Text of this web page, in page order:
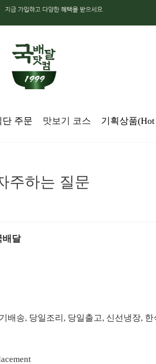
단 주문 맛보기 코스 기획상품(Hot
주하는 질문
배달
배송, 당일조리, 당일출고, 신선냉장,